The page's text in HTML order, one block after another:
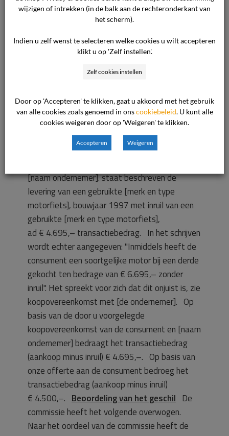
bouwjaar 1997. Op de vraag van de
medewerker om de offerte om te zetten in een
koopovereenkomst gaf de consument aan dat
dit niet kon. Overleg met het thuisfront was
onontbeerlijk. Na het drinken van een kop koffie
motor heeft gekocht heeft en het verschil in
aankoopprijs wenst te ontvangen van ons. Als
bewijsstuk wordt een kopie koopovereenkomst
toegevoegd d.d. 22 december 2007 met [naam
[naam ondernemer]. staat beschreven de
levering van een gebruikte [merk en type
motorfiets], bouwjaar 1997 met inruil van een
gebruikte [merk en type motorfiets],
ad € 4.695,– transactiebedrag. In het schrijven
wordt echter aangegeven: "Inmiddels heeft de
consument een soortgelijke motor bij een derde
gekocht ten bedrage van € 6.695,– zonder
inruil". Het spreekt voor zich dat dit onjuist is, zie
koopovereenkomst met [de ondernemer]. Op
basis van de door u voorgelegde
koopovereenkomst van de consument en [naam
ondernemer] bedraagt het transactiebedrag
(aankoop minus inruil) € 4.695,–. Op basis van
onze offerte aan de consument bedroeg het
transactiebedrag (aankoop minus inruil)
€ 4.500,–. Beoordeling van het geschil De
commissie heeft het volgende overwogen.
Naar het oordeel van de commissie heeft de
wijzigen of intrekken (in de balk aan de rechteronderkant van
het scherm).
Indien u zelf wenst te selecteren welke cookies u wilt accepteren
klikt u op 'Zelf instellen'.
Zelf cookies instellen
Door op 'Accepteren' te klikken, gaat u akkoord met het gebruik
van alle cookies zoals genoemd in onscookiebeleid. U kunt alle
cookies weigeren door op 'Weigeren' te klikken.
Accepteren Weigeren